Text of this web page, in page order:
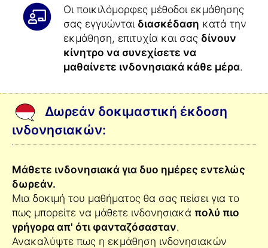
Οι ποικιλόμορφες μέθοδοι εκμάθησης
σας εγγυώνται διασκέδαση κατά την
εκμάθηση, επιτυχία και σας δίνουν
κίνητρο να συνεχίσετε να
μαθαίνετε ινδονησιακά κάθε μέρα.
Δωρεάν δοκιμαστική έκδοση
ινδονησιακών:
Μάθετε ινδονησιακά για δυο ημέρες εντελώς
δωρεάν.
Μια δοκιμή του μαθήματος θα σας πείσει για το
πως μπορείτε να μάθετε ινδονησιακά πολύ πιο
γρήγορα απ' ότι φανταζόσασταν.
Ανακαλύψτε πως η εκμάθηση ινδονησιακών